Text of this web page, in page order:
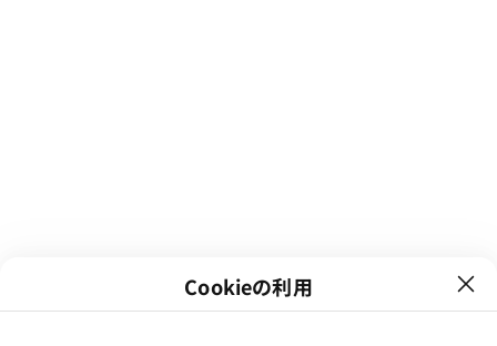
Cookieの利用